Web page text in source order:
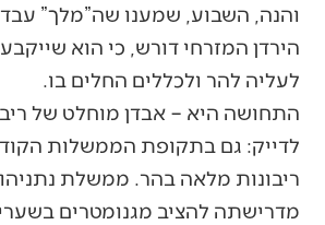
והנה, השבוע, שמענו שה”מלך”
הירדן המזרחי דורש, כי הוא
לעליה להר ולכללים החלים בו.
התחושה היא – אבדן מוחלט של
לדייק: גם בתקופת הממשלות
ריבונות מלאה בהר. ממשלת נתניהו
מדרישתה להציב מגנומטרים